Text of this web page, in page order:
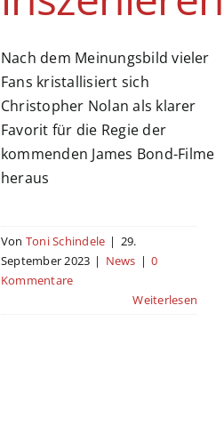
Nach dem Meinungsbild vieler
Fans kristallisiert sich
Christopher Nolan als klarer
Favorit für die Regie der
kommenden James Bond-Filme
heraus
Von Toni Schindele | 29.
September 2023 | News | 0
Kommentare
Weiterlesen